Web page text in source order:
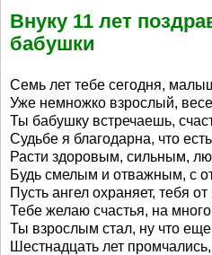
Внуку 11 лет
бабушки
Семь лет тебе сегодня,
Уже немножко взрослый,
Ты бабушку встречаешь,
Судьбе я благодарна, что
Расти здоровым, сильным,
Будь смелым и отважным, с
Пусть ангел охраняет, тебя
Тебе желаю счастья, на
Ты взрослым стал, ну что еще
Шестнадцать лет